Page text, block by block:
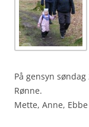
På gensyn
Rønne.
Mette, Anne,